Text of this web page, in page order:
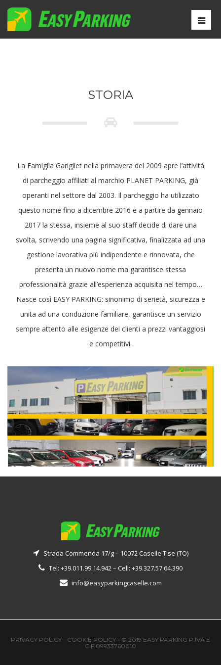
STORIA
La Famiglia Garigliet nella primavera del 2009 apre l’attività
di parcheggio affiliati al marchio PLANET PARKING, già
operanti nel settore dal 2003. Il parcheggio ha utilizzato
questo nome fino a dicembre 2016 e a partire da gennaio
2017 la stessa, insieme al suo staff decide di dare una
svolta, scrivendo una pagina significativa, finalizzata ad una
gestione lavorativa più indipendente e rinnovata, che
presenta un nuovo nome ma garantisce stessa
professionalità grazie all’esperienza acquisita nel tempo…
Nasce così EASY PARKING: sinonimo di serietà, sicurezza e
unita ad una conduzione familiare, garantisce un servizio
sempre attento alle esigenze dei clienti a prezzi vantaggiosi
e competitivi.
Strada Commenda 17/g – 10072 Caselle T.se (TO)
Tel: +39.011.99.14.942 – Cell: +39.327.57.64.390
info@easyparkingcaselle.com
PRIVACY POLICY COOKIE POLICY - © 2019 EASY PARKING P.IVA E
C.F.09933760010